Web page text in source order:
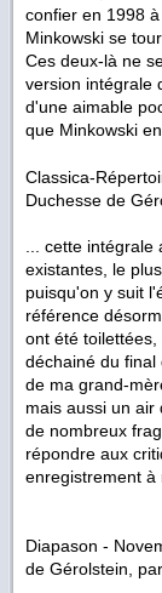
confier en 1998
Minkowski se
Ces deux-là ne
version intégrale
d'une aimable
que Minkowski
Classica-
Duchesse de
... cette
existantes, le
puisqu'on y suit
référence
ont été
déchainé du final
de ma grand-
mais aussi un
de nombreux
répondre aux
enregistrement à
Diapason -
de Gérolstein ,